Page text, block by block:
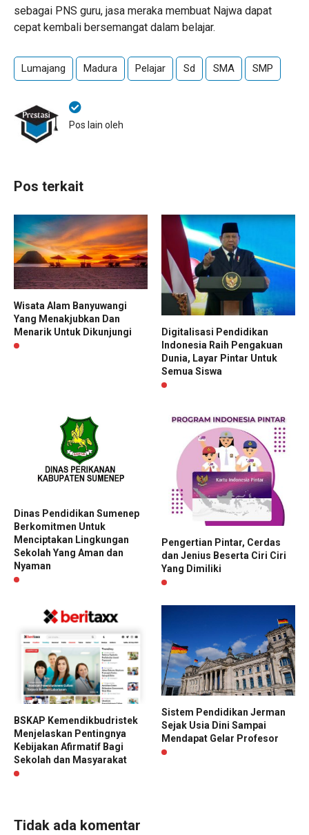
sebagai PNS guru, jasa meraka membuat Najwa dapat
cepat kembali bersemangat dalam belajar.
Lumajang Madura Pelajar Sd SMA SMP
Pos lain oleh
Pos terkait
Wisata Alam Banyuwangi
Yang Menakjubkan Dan
Menarik Untuk Dikunjungi
Digitalisasi Pendidikan
Indonesia Raih Pengakuan
Dunia, Layar Pintar Untuk
Semua Siswa
Dinas Pendidikan Sumenep
Berkomitmen Untuk
Menciptakan Lingkungan
Sekolah Yang Aman dan
Nyaman
Pengertian Pintar, Cerdas
dan Jenius Beserta Ciri Ciri
Yang Dimiliki
BSKAP Kemendikbudristek
Menjelaskan Pentingnya
Kebijakan Afirmatif Bagi
Sekolah dan Masyarakat
Sistem Pendidikan Jerman
Sejak Usia Dini Sampai
Mendapat Gelar Profesor
Tidak ada komentar